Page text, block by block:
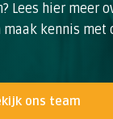
Lees hier meer
kennis met
ons team